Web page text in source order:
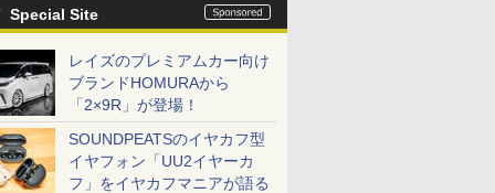
Special Site
レイズのプレミアムカー向け
ブランドHOMURAから
「2×9R」が登場！
SOUNDPEATSのイヤカフ型
イヤフォン「UU2イヤーカ
フ」をイヤカフマニアが語る